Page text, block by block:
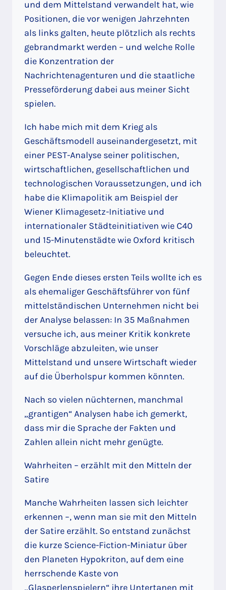
und dem Mittelstand verwandelt hat, wie
Positionen, die vor wenigen Jahrzehnten
als links galten, heute plötzlich als rechts
gebrandmarkt werden – und welche Rolle
die Konzentration der
Nachrichtenagenturen und die staatliche
Presseförderung dabei aus meiner Sicht
spielen.
Ich habe mich mit dem Krieg als
Geschäftsmodell auseinandergesetzt, mit
einer PEST-Analyse seiner politischen,
wirtschaftlichen, gesellschaftlichen und
technologischen Voraussetzungen, und ich
habe die Klimapolitik am Beispiel der
Wiener Klimagesetz-Initiative und
internationaler Städteinitiativen wie C40
und 15-Minutenstädte wie Oxford kritisch
beleuchtet.
Gegen Ende dieses ersten Teils wollte ich es
als ehemaliger Geschäftsführer von fünf
mittelständischen Unternehmen nicht bei
der Analyse belassen: In 35 Maßnahmen
versuche ich, aus meiner Kritik konkrete
Vorschläge abzuleiten, wie unser
Mittelstand und unsere Wirtschaft wieder
auf die Überholspur kommen könnten.
Nach so vielen nüchternen, manchmal
„grantigen“ Analysen habe ich gemerkt,
dass mir die Sprache der Fakten und
Zahlen allein nicht mehr genügte.
Wahrheiten – erzählt mit den Mitteln der
Satire
Manche Wahrheiten lassen sich leichter
erkennen –, wenn man sie mit den Mitteln
der Satire erzählt. So entstand zunächst
die kurze Science-Fiction-Miniatur über
den Planeten Hypokriton, auf dem eine
herrschende Kaste von
„Glasperlenspielern“ ihre Untertanen mit